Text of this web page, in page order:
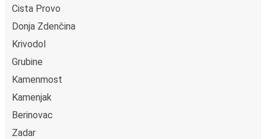
Cista Provo
Donja Zdenčina
Krivodol
Grubine
Kamenmost
Kamenjak
Berinovac
Zadar